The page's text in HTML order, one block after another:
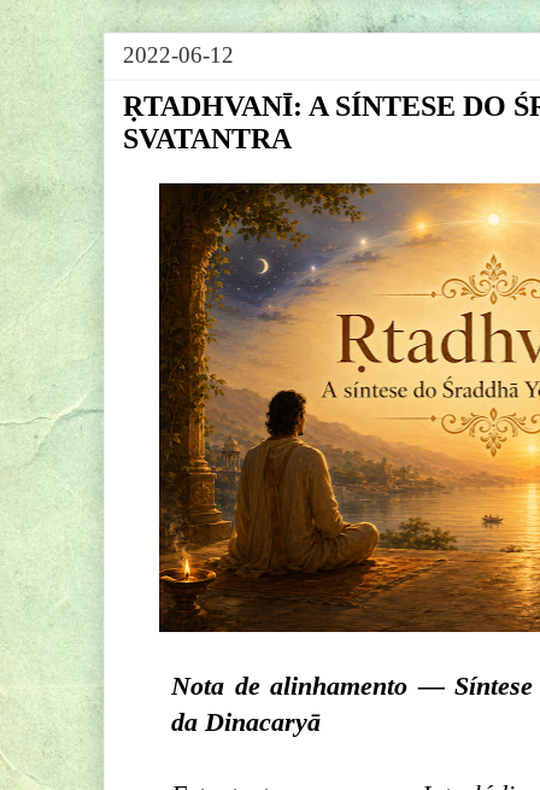
2022-06-12
ṚTADHVANĪ: A SÍNTESE DO
SVATANTRA
Nota de alinhamento —
da Dinacaryā